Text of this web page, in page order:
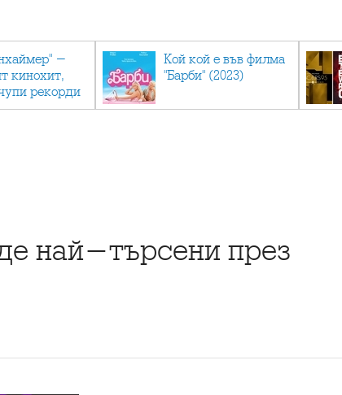
-
кинохит,
рекорди
Кой кой е във филма
"Барби" (2023)
най-търсени през